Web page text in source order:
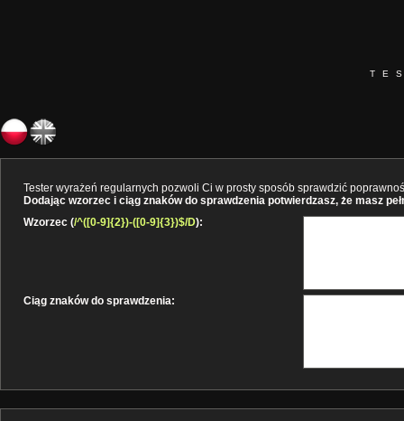
Tester wyrażeń regularnych pozwoli Ci w prosty sposób sprawdzić
Dodając wzorzec i ciąg znaków do sprawdzenia potwierdzasz, że masz
Wzorzec (/^([0-9]{2})-([0-9]{3})$/D):
Ciąg znaków do sprawdzenia: